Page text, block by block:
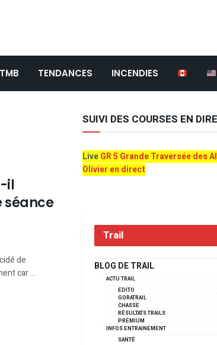
TENDANCES INCENDIES
il
séance
de
car ...
SUIVI DES COURSES EN
LiveGR 5 Grande Traversée des
Olivier en direct
Trail
BLOG DE TRAIL
ACTU TRAIL
EDITO
GORATRAIL
CHASSE
RÉSULTATS TRAILS
PREMIUM
INFOS ENTRAINEMENT
SANTÉ